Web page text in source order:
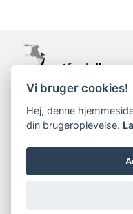
support@netfugl.dk
copyright © 2002-2023
Vi bruger cookies!
Hej, denne
din brugeroplevelse.